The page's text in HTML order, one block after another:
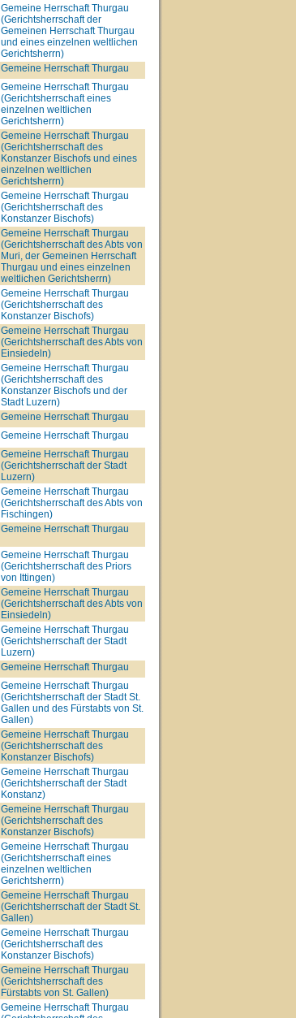
Gemeine Herrschaft Thurgau
(Gerichtsherrschaft der
Gemeinen Herrschaft Thurgau
und eines einzelnen weltlichen
Gerichtsherrn)
Gemeine Herrschaft Thurgau
Gemeine Herrschaft Thurgau
(Gerichtsherrschaft eines
einzelnen weltlichen
Gerichtsherrn)
Gemeine Herrschaft Thurgau
(Gerichtsherrschaft des
Konstanzer Bischofs und eines
einzelnen weltlichen
Gerichtsherrn)
Gemeine Herrschaft Thurgau
(Gerichtsherrschaft des
Konstanzer Bischofs)
Gemeine Herrschaft Thurgau
(Gerichtsherrschaft des Abts von
Muri, der Gemeinen Herrschaft
Thurgau und eines einzelnen
weltlichen Gerichtsherrn)
Gemeine Herrschaft Thurgau
(Gerichtsherrschaft des
Konstanzer Bischofs)
Gemeine Herrschaft Thurgau
(Gerichtsherrschaft des Abts von
Einsiedeln)
Gemeine Herrschaft Thurgau
(Gerichtsherrschaft des
Konstanzer Bischofs und der
Stadt Luzern)
Gemeine Herrschaft Thurgau
Gemeine Herrschaft Thurgau
Gemeine Herrschaft Thurgau
(Gerichtsherrschaft der Stadt
Luzern)
Gemeine Herrschaft Thurgau
(Gerichtsherrschaft des Abts von
Fischingen)
Gemeine Herrschaft Thurgau
Gemeine Herrschaft Thurgau
(Gerichtsherrschaft des Priors
von Ittingen)
Gemeine Herrschaft Thurgau
(Gerichtsherrschaft des Abts von
Einsiedeln)
Gemeine Herrschaft Thurgau
(Gerichtsherrschaft der Stadt
Luzern)
Gemeine Herrschaft Thurgau
Gemeine Herrschaft Thurgau
(Gerichtsherrschaft der Stadt St.
Gallen und des Fürstabts von St.
Gallen)
Gemeine Herrschaft Thurgau
(Gerichtsherrschaft des
Konstanzer Bischofs)
Gemeine Herrschaft Thurgau
(Gerichtsherrschaft der Stadt
Konstanz)
Gemeine Herrschaft Thurgau
(Gerichtsherrschaft des
Konstanzer Bischofs)
Gemeine Herrschaft Thurgau
(Gerichtsherrschaft eines
einzelnen weltlichen
Gerichtsherrn)
Gemeine Herrschaft Thurgau
(Gerichtsherrschaft der Stadt St.
Gallen)
Gemeine Herrschaft Thurgau
(Gerichtsherrschaft des
Konstanzer Bischofs)
Gemeine Herrschaft Thurgau
(Gerichtsherrschaft des
Fürstabts von St. Gallen)
Gemeine Herrschaft Thurgau